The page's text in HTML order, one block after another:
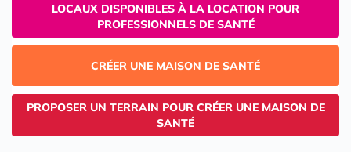
LOCAUX DISPONIBLES À LA LOCATION POUR
PROFESSIONNELS DE SANTÉ
CRÉER UNE MAISON DE SANTÉ
PROPOSER UN TERRAIN POUR CRÉER UNE MAISON DE
SANTÉ